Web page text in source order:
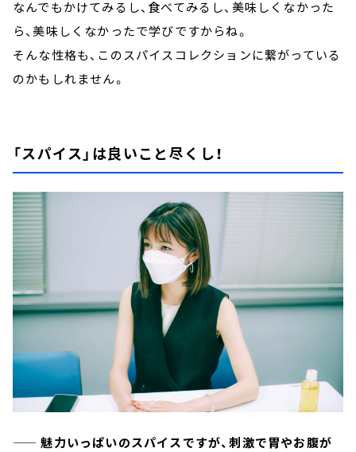
なんでもかけてみるし、食べてみるし、美味しくなかった
ら、美味しくなかったで学びですからね。
そんな性格も、このスパイスコレクションに繋がっている
のかもしれません。
「スパイス」は良いこと尽くし！
—— 魅力いっぱいのスパイスですが、刺激で胃やお腹が